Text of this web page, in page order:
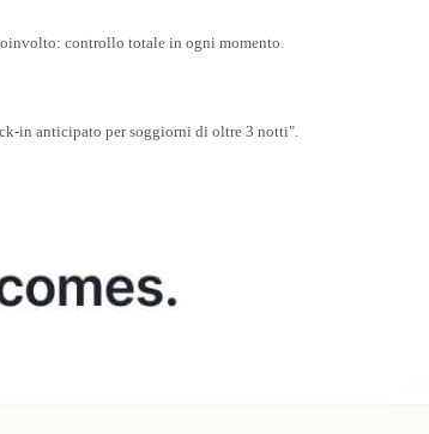
controllo totale in ogni momento.
in anticipato per soggiorni di oltre 3 notti".